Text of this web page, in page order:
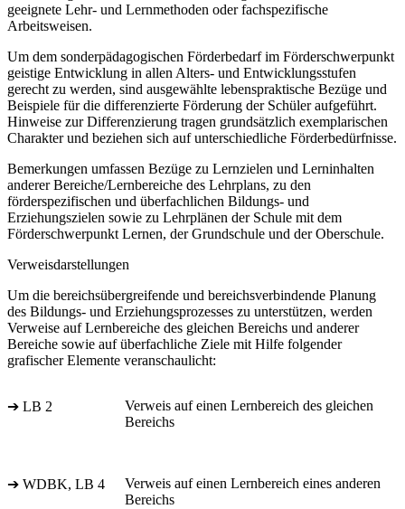
geeignete Lehr- und Lernmethoden oder fachspezifische
Arbeitsweisen.
Um dem sonderpädagogischen Förderbedarf im Förderschwerpunkt
geistige Entwicklung in allen Alters- und Entwicklungsstufen
gerecht zu werden, sind ausgewählte lebenspraktische Bezüge und
Beispiele für die differenzierte Förderung der Schüler aufgeführt.
Hinweise zur Differenzierung tragen grundsätzlich exemplarischen
Charakter und beziehen sich auf unterschiedliche Förderbedürfnisse.
Bemerkungen umfassen Bezüge zu Lernzielen und Lerninhalten
anderer Bereiche/Lernbereiche des Lehrplans, zu den
förderspezifischen und überfachlichen Bildungs- und
Erziehungszielen sowie zu Lehrplänen der Schule mit dem
Förderschwerpunkt Lernen, der Grundschule und der Oberschule.
Verweisdarstellungen
Um die bereichsübergreifende und bereichsverbindende Planung
des Bildungs- und Erziehungsprozesses zu unterstützen, werden
Verweise auf Lernbereiche des gleichen Bereichs und anderer
Bereiche sowie auf überfachliche Ziele mit Hilfe folgender
grafischer Elemente veranschaulicht:
➔ LB 2
Verweis auf einen Lernbereich des gleichen
Bereichs
➔ WDBK, LB 4
Verweis auf einen Lernbereich eines anderen
Bereichs